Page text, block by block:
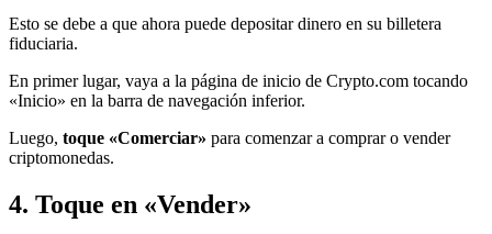
Esto se debe a que ahora puede depositar dinero en su billetera
fiduciaria.
En primer lugar, vaya a la página de inicio de Crypto.com tocando
«Inicio» en la barra de navegación inferior.
Luego, toque «Comerciar» para comenzar a comprar o vender
criptomonedas.
4. Toque en «Vender»